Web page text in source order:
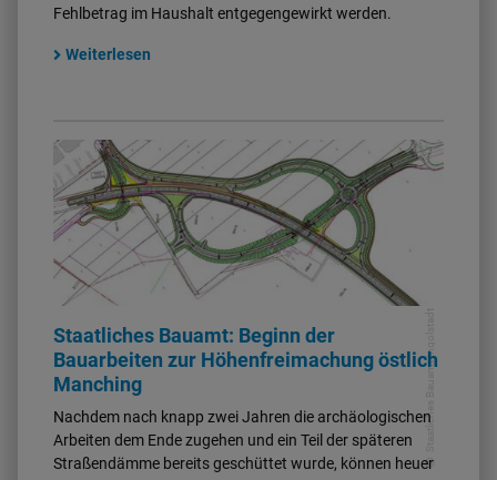
Fehlbetrag im Haushalt entgegengewirkt werden.
Weiterlesen
Staatliches Bauamt Ingolstadt
Staatliches Bauamt: Beginn der
Bauarbeiten zur Höhenfreimachung östlich
Manching
Nachdem nach knapp zwei Jahren die archäologischen
Arbeiten dem Ende zugehen und ein Teil der späteren
Straßendämme bereits geschüttet wurde, können heuer